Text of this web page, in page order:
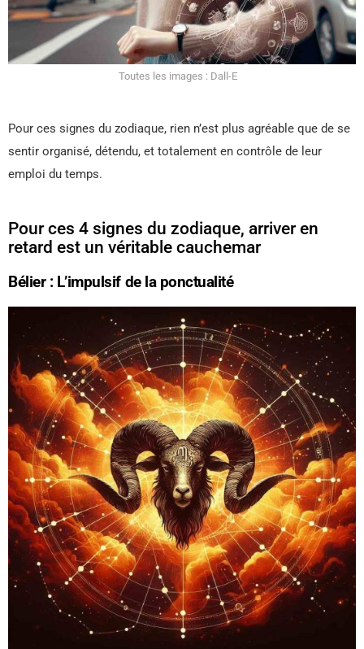
Toutes les images : Dall-E
Pour ces signes du zodiaque, rien n’est plus agréable que de se
sentir organisé, détendu, et totalement en contrôle de leur
emploi du temps.
Pour ces 4 signes du zodiaque, arriver en
retard est un véritable cauchemar
Bélier : L’impulsif de la ponctualité